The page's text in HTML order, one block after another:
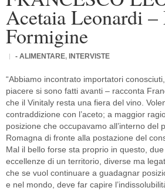
Acetaia Leonardi –
Formigine
- ALIMENTARE, INTERVISTE
“Abbiamo incontrato importatori
piacere si sono fatti avanti – racconta
che il Vinitaly resta una fiera del vino.
contraddizione con l’aceto; a maggior
posizione che occupavamo all’interno del
Romagna di fronte alla postazione del
Mal il bello forse sta proprio in questo,
eccellenze di un territorio, diverse ma
che se vuol continuare a guadagnar
e nel mondo, deve far capire